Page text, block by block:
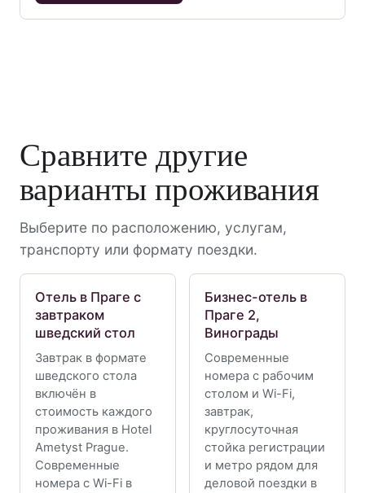
Сравните другие
варианты проживания
Выберите по расположению, услугам,
транспорту или формату поездки.
Отель в Праге с
завтраком
шведский стол
Завтрак в формате
шведского стола
включён в
стоимость каждого
проживания в Hotel
Ametyst Prague.
Современные
номера с Wi-Fi в
Бизнес-отель в
Праге 2,
Винограды
Современные
номера с рабочим
столом и Wi-Fi,
завтрак,
круглосуточная
стойка регистрации
и метро рядом для
деловой поездки в